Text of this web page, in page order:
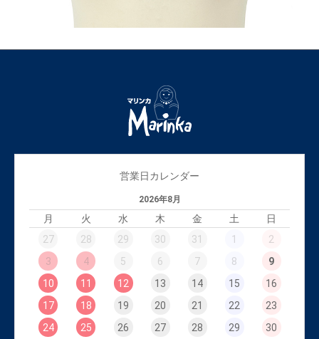
営業日カレンダー
2026年8月
月 火 水 木 金 土
日
27
28 29 30 31 1
2
3
4 5 6 7 8
9
10
11 12 13 14 15
16
17
18 19 20 21 22
23
24
25 26 27 28 29
30